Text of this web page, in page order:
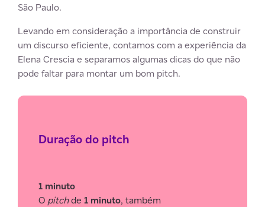
São Paulo.
Levando em consideração a importância de construir
um discurso eficiente, contamos com a experiência da
Elena Crescia e separamos algumas dicas do que não
pode faltar para montar um bom pitch.
Duração do pitch
1 minuto
O pitchde 1 minuto, também